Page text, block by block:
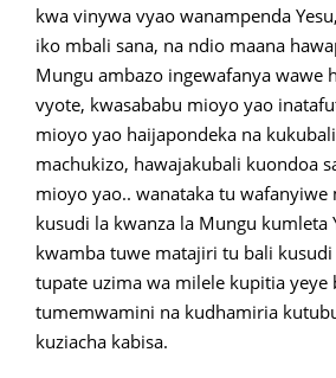
kwa vinywa vyao wanampenda
iko mbali sana, na ndio maana
Mungu ambazo ingewafanya wawe
vyote, kwasababu mioyo yao
mioyo yao haijapondeka na
machukizo, hawajakubali kuondoa
mioyo yao.. wanataka tu wafanyiwe
kusudi la kwanza la Mungu kumleta
kwamba tuwe matajiri tu bali
tupate uzima wa milele kupitia yeye
tumemwamini na kudhamiria
kuziacha kabisa.